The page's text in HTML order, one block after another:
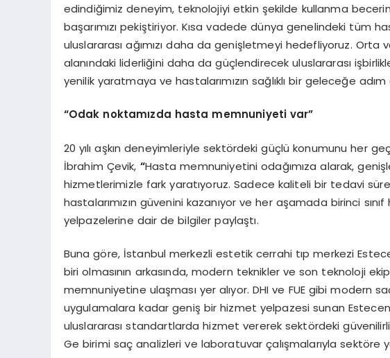
edindiğimiz deneyim, teknolojiyi etkin şekilde kullanma
başarımızı pekiştiriyor. Kısa vadede dünya genelindeki tüm
uluslararası ağımızı daha da genişletmeyi hedefliyoruz. Orta
alanındaki liderliğini daha da güçlendirecek uluslararası
yenilik yaratmaya ve hastalarımızın sağlıklı bir geleceğe adım
“Odak noktamızda hasta memnuniyeti var”
20 yılı aşkın deneyimleriyle sektördeki güçlü konumunu her
İbrahim Çevik, “Hasta memnuniyetini odağımıza alarak,
hizmetlerimizle fark yaratıyoruz. Sadece kaliteli bir tedavi
hastalarımızın güvenini kazanıyor ve her aşamada birinci
yelpazelerine dair de bilgiler paylaştı.
Buna göre, İstanbul merkezli estetik cerrahi tıp merkezi
biri olmasının arkasında, modern teknikler ve son teknoloji
memnuniyetine ulaşması yer alıyor. DHI ve FUE gibi modern
uygulamalara kadar geniş bir hizmet yelpazesi sunan
uluslararası standartlarda hizmet vererek sektördeki
Ge birimi saç analizleri ve laboratuvar çalışmalarıyla sektöre